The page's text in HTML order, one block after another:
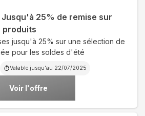
Jusqu'à 25% de remise sur
produits
jusqu'à 25% sur une sélection de
pour les soldes d'été
Valable jusqu'au 22/07/2025
Voir l'offre